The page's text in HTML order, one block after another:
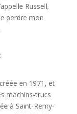
Russell,
perdre mon
en 1971, et
machins-trucs
à Saint-Remy-